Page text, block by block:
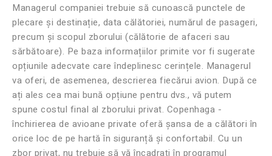
Managerul companiei trebuie să cunoască punctele de
plecare și destinație, data călătoriei, numărul de pasageri,
precum și scopul zborului (călătorie de afaceri sau
sărbătoare). Pe baza informațiilor primite vor fi sugerate
opțiunile adecvate care îndeplinesc cerințele. Managerul
va oferi, de asemenea, descrierea fiecărui avion. După ce
ați ales cea mai bună opțiune pentru dvs., vă putem
spune costul final al zborului privat. Copenhaga -
închirierea de avioane private oferă șansa de a călători în
orice loc de pe hartă în siguranță și confortabil. Cu un
zbor privat, nu trebuie să vă încadrați în programul